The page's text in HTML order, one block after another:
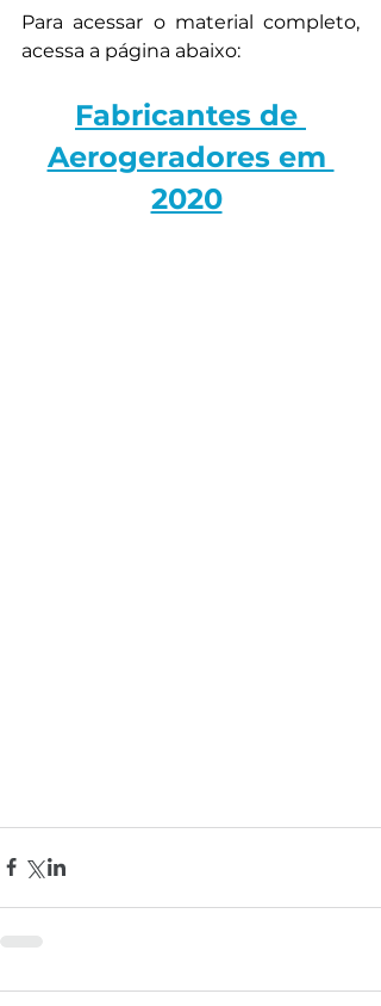
Para acessar o material completo,
acessa a página abaixo:
Fabricantes de
Aerogeradores em
2020